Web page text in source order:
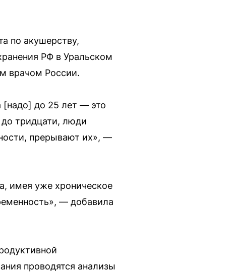
по акушерству,
РФ в Уральском
врачом России.
[надо] до 25 лет — это
тридцати, люди
прерывают их», —
имея уже хроническое
— добавила
проводятся анализы